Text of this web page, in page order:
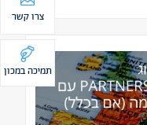
צרו קשר
תמיכה במכון